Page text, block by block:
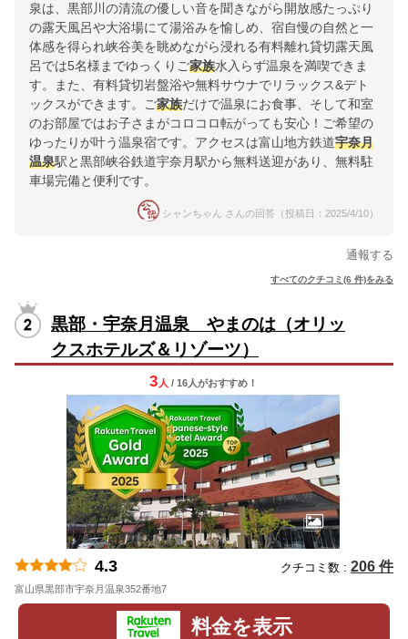
泉は、黒部川の清流の優しい音を聞きながら開放感たっぷり
の露天風呂や大浴場にて湯浴みを愉しめ、宿自慢の自然と一
体感を得られ峡谷美を眺めながら浸れる有料離れ貸切露天風
呂では5名様までゆっくりご家族水入らず温泉を満喫できま
す。また、有料貸切岩盤浴や無料サウナでリラックス&デト
ックスができます。ご家族だけで温泉にお食事、そして和室
のお部屋ではお子さまがコロコロ転がっても安心！ご希望の
ゆったりが叶う温泉宿です。アクセスは富山地方鉄道宇奈月
温泉駅と黒部峡谷鉄道宇奈月駅から無料送迎があり、無料駐
車場完備と便利です。
シャンちゃん さんの回答（投稿日：2025/4/10）
通報する
すべてのクチコミ(6 件)をみる
黒部・宇奈月温泉 やまのは（オリッ
クスホテルズ＆リゾーツ）
3 人 / 16人がおすすめ！
4.3 クチコミ数 : 206 件
富山県黒部市宇奈月温泉352番地7
料金を表示